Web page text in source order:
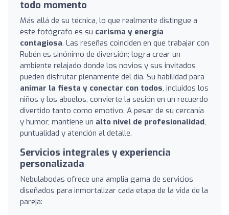
todo momento
Más allá de su técnica, lo que realmente distingue a
este fotógrafo es su carisma y energía
contagiosa. Las reseñas coinciden en que trabajar con
Rubén es sinónimo de diversión; logra crear un
ambiente relajado donde los novios y sus invitados
pueden disfrutar plenamente del día. Su habilidad para
animar la fiesta y conectar con todos, incluidos los
niños y los abuelos, convierte la sesión en un recuerdo
divertido tanto como emotivo. A pesar de su cercanía
y humor, mantiene un alto nivel de profesionalidad,
puntualidad y atención al detalle.
Servicios integrales y experiencia
personalizada
Nebulabodas ofrece una amplia gama de servicios
diseñados para inmortalizar cada etapa de la vida de la
pareja: